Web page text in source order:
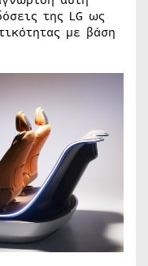
της LG ως
με βάση